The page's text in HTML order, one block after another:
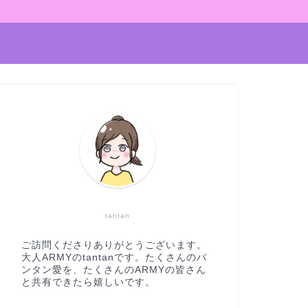
tantan
ご訪問くださりありがとうございます。
大人ARMYのtantanです。たくさんのバ
ンタン愛を、たくさんのARMYの皆さん
と共有できたら嬉しいです。